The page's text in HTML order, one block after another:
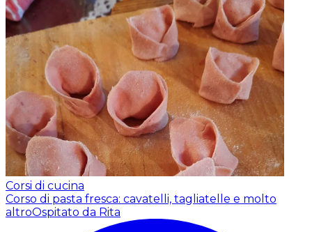
Corsi di cucina
Corso di pasta fresca: cavatelli, tagliatelle e molto
altroOspitato da Rita